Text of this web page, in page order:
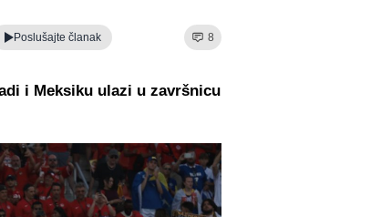
Poslušajte članak 8
i Meksiku ulazi u završnicu